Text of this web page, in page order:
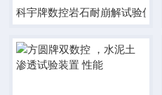
科宇牌数控岩石耐崩解试验仪